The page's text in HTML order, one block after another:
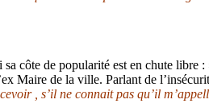
côte de popularité est en chute libre :
Maire de la ville. Parlant de
, s’il ne connait pas qu’il